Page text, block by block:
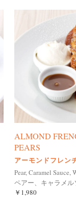
ALMOND
PEARS
アーモンドフレン
Pear, Caramel Sauce,
ペアー、キャラメ
￥1,980